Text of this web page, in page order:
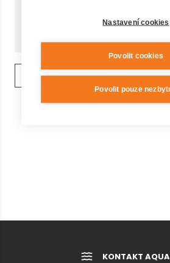
ZPĚT NA VÝPIS
KONTAKT
Nastavení cookies
Povolit cookies
Povolit pouze